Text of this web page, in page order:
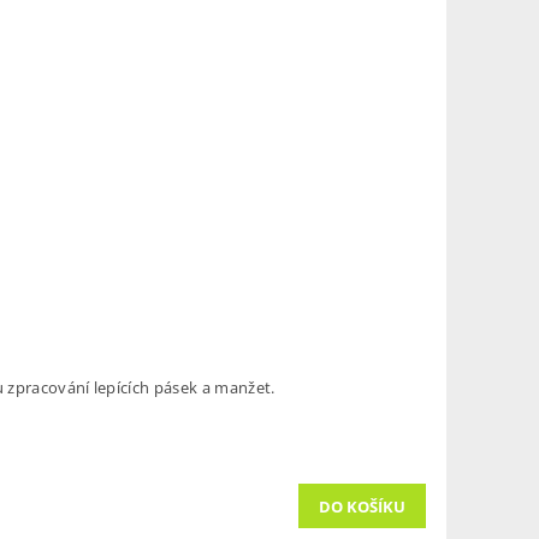
lepících pásek a manžet.